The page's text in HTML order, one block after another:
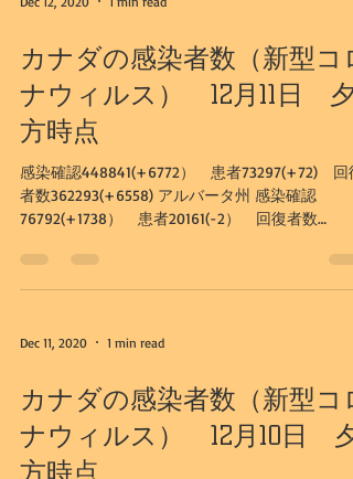
カナダの感染者数（新型コ
ナウィルス） 12月11日 夕
方時点
感染確認448841(+6772） 患者73297(+72) 回
者数362293(+6558) アルバータ州 感染確認
76792(+1738） 患者20161(-2） 回復者数
25438（+399) 患者6228（-121）...
Dec 11, 2020 1 min read
カナダの感染者数（新型コ
ナウィルス） 12月10日 夕
方時点